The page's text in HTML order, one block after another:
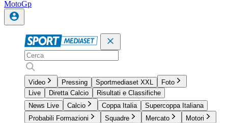
MotoGp
Video Pressing Sportmediaset XXL
Foto
Live
Diretta Calcio
Risultati e Classifiche
News Live
Calcio Coppa Italia
Supercoppa Italiana
Probabili Formazioni
Squadre Mercato
Motori